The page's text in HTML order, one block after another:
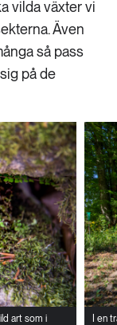
vilda växter vi
Även
så pass
på de
art som i
I en